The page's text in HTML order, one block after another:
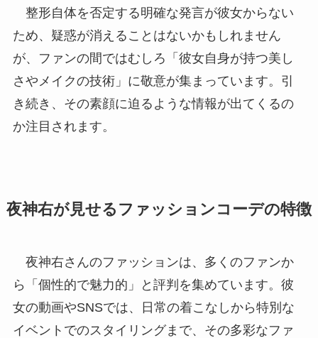
整形自体を否定する明確な発言が彼女からない
ため、疑惑が消えることはないかもしれません
が、ファンの間ではむしろ「彼女自身が持つ美し
さやメイクの技術」に敬意が集まっています。引
き続き、その素顔に迫るような情報が出てくるの
か注目されます。
夜神右が見せるファッションコーデの特徴
夜神右さんのファッションは、多くのファンか
ら「個性的で魅力的」と評判を集めています。彼
女の動画やSNSでは、日常の着こなしから特別な
イベントでのスタイリングまで、その多彩なファ